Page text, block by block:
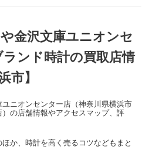
金沢文庫ユニオンセ
ンド時計の買取店情
市】
ニオンセンター店（神奈川県横浜市
の店舗情報やアクセスマップ、評
か、時計を高く売るコツなどもまと